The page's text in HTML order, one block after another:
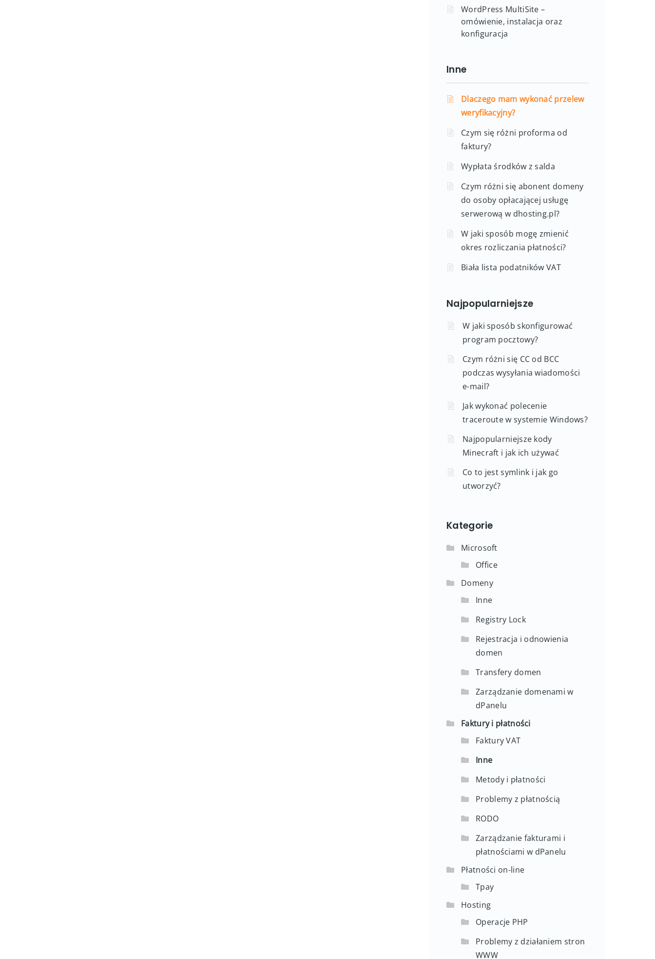
WordPress MultiSite –
omówienie, instalacja oraz
konfiguracja
Inne
Dlaczego mam wykonać przelew
weryfikacyjny?
Czym się różni proforma od
faktury?
Wypłata środków z salda
Czym różni się abonent domeny
do osoby opłacającej usługę
serwerową w dhosting.pl?
W jaki sposób mogę zmienić
okres rozliczania płatności?
Biała lista podatników VAT
Najpopularniejsze
W jaki sposób skonfigurować
program pocztowy?
Czym różni się CC od BCC
podczas wysyłania wiadomości
e-mail?
Jak wykonać polecenie
traceroute w systemie Windows?
Najpopularniejsze kody
Minecraft i jak ich używać
Co to jest symlink i jak go
utworzyć?
Kategorie
Microsoft
Office
Domeny
Inne
Registry Lock
Rejestracja i odnowienia
domen
Transfery domen
Zarządzanie domenami w
dPanelu
Faktury i płatności
Faktury VAT
Inne
Metody i płatności
Problemy z płatnością
RODO
Zarządzanie fakturami i
płatnościami w dPanelu
Płatności on-line
Tpay
Hosting
Operacje PHP
Problemy z działaniem stron
WWW